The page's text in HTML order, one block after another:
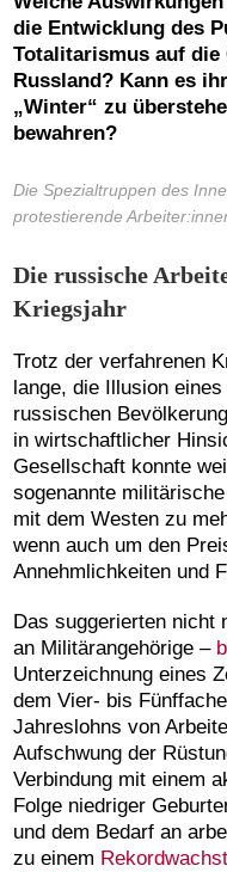
die Entwicklung des
Totalitarismus auf die
Russland? Kann es
„Winter“ zu
bewahren?
Die Spezialtruppen des
protestierende
Die russische
Kriegsjahr
Trotz der verfahrenen
lange, die Illusion
russischen
in wirtschaftlicher
Gesellschaft konnte
sogenannte
mit dem Westen zu
wenn auch um den
Annehmlichkeiten und
Das suggerierten nicht
an Militärangehörige –
Unterzeichnung eines
dem Vier- bis
Jahreslohns von
Aufschwung der
Verbindung mit einem
Folge niedriger
und dem Bedarf an
zu einem